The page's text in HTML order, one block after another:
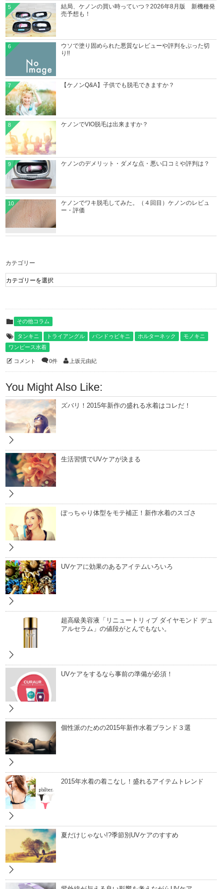
結局、ケノンの買い時っていつ？2026年8月版 新機種発
売予想も！
5
ウソで塗り固められた悪質なレビューや評判をぶった切
り!!
6
【ケノンQ&A】子供でも脱毛できますか？
7
ケノンでVIO脱毛は出来ますか？
8
ケノンのデメリット・ダメな点・悪い口コミや評判は？
9
ケノンでワキ脱毛してみた。（４回目）ケノンのレビュ
ー・評価
10
カテゴリー
その他コラム
タンキニ トライアングル バンドゥビキニ ホルターネック
モノキニ
ワンピース水着
コメント 0件 上坂元由紀
You Might Also Like:
ズバリ！2015年新作の盛れる水着はコレだ！
生活習慣でUVケアが決まる
ぽっちゃり体型をモテ補正！新作水着のスゴさ
UVケアに効果のあるアイテムいろいろ
超高級美容液「リニュートリィブ ダイヤモンド デュ
アルセラム」の値段がとんでもない。
UVケアをするなら事前の準備が必須！
個性派のための2015年新作水着ブランド３選
2015年水着の着こなし！盛れるアイテムトレンド
夏だけじゃない!?季節別UVケアのすすめ